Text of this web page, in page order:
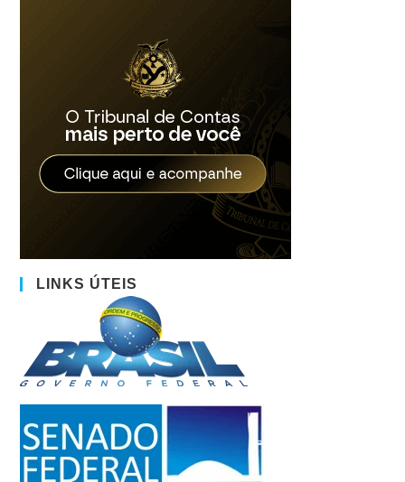
LINKS ÚTEIS